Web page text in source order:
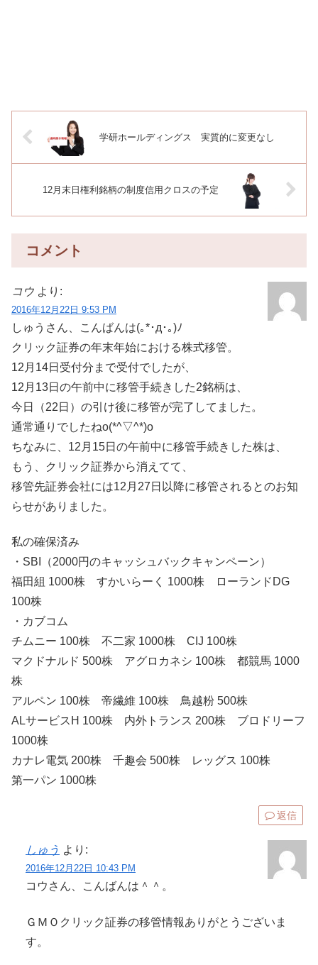
学研ホールディングス 実質的に変更なし
12月末日権利銘柄の制度信用クロスの予定
コメント
コウ より:
2016年12月22日 9:53 PM
しゅうさん、こんばんは(｡*･д･｡)ﾉ
クリック証券の年末年始における株式移管。
12月14日受付分まで受付でしたが、
12月13日の午前中に移管手続きした2銘柄は、
今日（22日）の引け後に移管が完了してました。
通常通りでしたねo(*^▽^*)o
ちなみに、12月15日の午前中に移管手続きした株は、
もう、クリック証券から消えてて、
移管先証券会社には12月27日以降に移管されるとのお知
らせがありました。
私の確保済み
・SBI（2000円のキャッシュバックキャンペーン）
福田組 1000株 すかいらーく 1000株 ローランドDG
100株
・カブコム
チムニー 100株 不二家 1000株 CIJ 100株
マクドナルド 500株 アグロカネシ 100株 都競馬 1000
株
アルペン 100株 帝繊維 100株 鳥越粉 500株
ALサービスH 100株 内外トランス 200株 ブロドリーフ
1000株
カナレ電気 200株 千趣会 500株 レッグス 100株
第一パン 1000株
返信
しゅう より:
2016年12月22日 10:43 PM
コウさん、こんばんは＾＾。
ＧＭＯクリック証券の移管情報ありがとうございま
す。